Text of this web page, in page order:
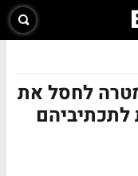
מטרה לחסל את
לתכתיביהם